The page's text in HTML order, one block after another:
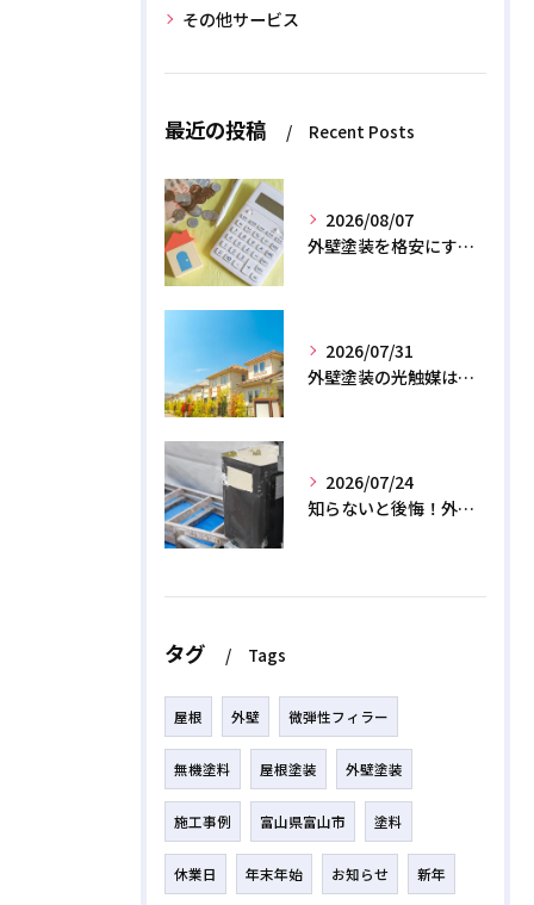
その他サービス
最近の投稿 Recent Posts
2026/08/07
外壁塗装を格安にする裏ワザ！専門店に直接頼むと数十万浮く？
2026/07/31
外壁塗装の光触媒は効果なし？デメリットと2026年のリアル
2026/07/24
知らないと後悔！外壁塗装で無機質塗料を選ぶデメリットと3つの罠
タグ Tags
屋根 外壁 微弾性フィラー
無機塗料 屋根塗装 外壁塗装
施工事例 富山県富山市 塗料
休業日 年末年始 お知らせ 新年